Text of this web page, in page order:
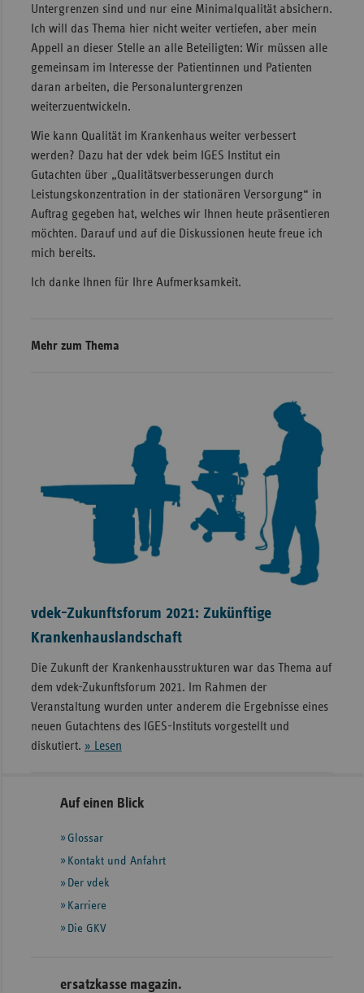
Untergrenzen sind und nur eine Minimalqualität absichern.
Ich will das Thema hier nicht weiter vertiefen, aber mein
Appell an dieser Stelle an alle Beteiligten: Wir müssen alle
gemeinsam im Interesse der Patientinnen und Patienten
daran arbeiten, die Personaluntergrenzen
weiterzuentwickeln.
Wie kann Qualität im Krankenhaus weiter verbessert
werden? Dazu hat der vdek beim IGES Institut ein
Gutachten über „Qualitätsverbesserungen durch
Leistungskonzentration in der stationären Versorgung“ in
Auftrag gegeben hat, welches wir Ihnen heute präsentieren
möchten. Darauf und auf die Diskussionen heute freue ich
mich bereits.
Ich danke Ihnen für Ihre Aufmerksamkeit.
Mehr zum Thema
vdek-Zukunftsforum 2021: Zukünftige
Krankenhauslandschaft
Die Zukunft der Krankenhausstrukturen war das Thema auf
dem vdek-Zukunftsforum 2021. Im Rahmen der
Veranstaltung wurden unter anderem die Ergebnisse eines
neuen Gutachtens des IGES-Instituts vorgestellt und
diskutiert. » Lesen
Seitennavigation
Seitenleiste
weiteren
Informationen
Auf einen Blick
Glossar
Kontakt und Anfahrt
Der vdek
Karriere
Die GKV
ersatzkasse magazin.